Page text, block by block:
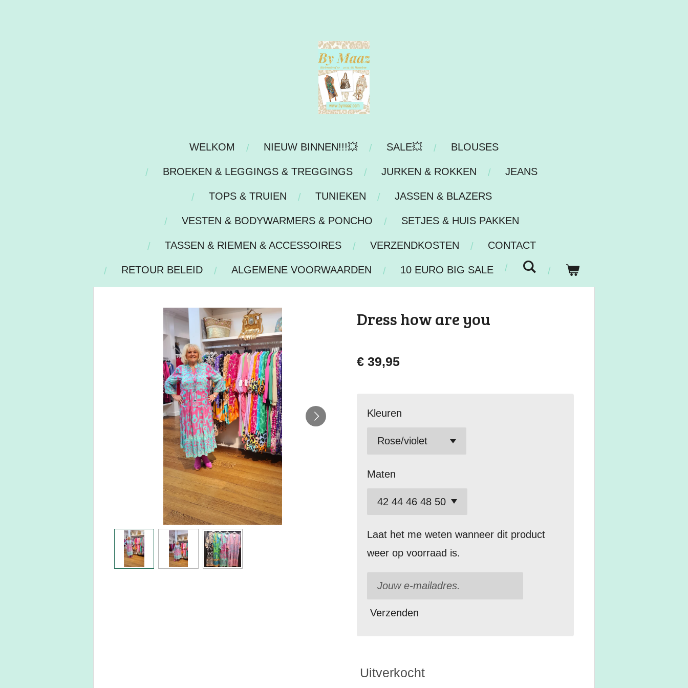
WELKOM NIEUW BINNEN!!!💥 SALE💥 BLOUSES
BROEKEN & LEGGINGS & TREGGINGS JURKEN & ROKKEN JEANS
TOPS & TRUIEN TUNIEKEN JASSEN & BLAZERS
VESTEN & BODYWARMERS & PONCHO SETJES & HUIS PAKKEN
TASSEN & RIEMEN & ACCESSOIRES VERZENDKOSTEN CONTACT
RETOUR BELEID ALGEMENE VOORWAARDEN 10 EURO BIG SALE
Dress how are you
€ 39,95
Kleuren
Maten
Laat het me weten wanneer dit product
weer op voorraad is.
Verzenden
Uitverkocht